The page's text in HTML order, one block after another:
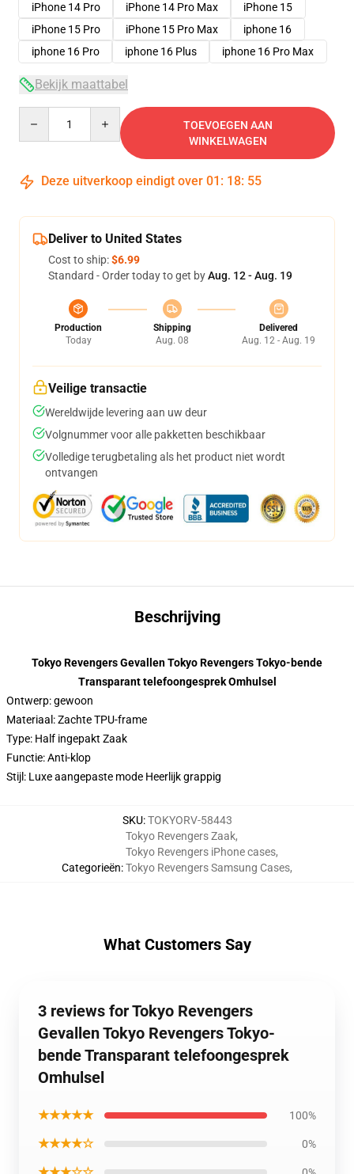
iPhone 14 Pro
iPhone 14 Pro Max
iPhone 15
iPhone 15 Pro
iPhone 15 Pro Max
iphone 16
iphone 16 Pro
iphone 16 Plus iphone 16 Pro Max
Bekijk maattabel
TOEVOEGEN AAN
WINKELWAGEN
Deze uitverkoop eindigt over 01 : 18: 54
Deliver to United States
Cost to ship:$6.99
Standard - Order today to get byAug. 12 - Aug. 19
Production
Today
Shipping
Aug. 08
Delivered
Aug. 12 - Aug. 19
Veilige transactie
Wereldwijde levering aan uw deur
Volgnummer voor alle pakketten beschikbaar
Volledige terugbetaling als het product niet wordt
ontvangen
Beschrijving
Tokyo Revengers Gevallen Tokyo Revengers Tokyo-bende
Transparant telefoongesprek Omhulsel
Ontwerp: gewoon
Materiaal: Zachte TPU-frame
Type: Half ingepakt Zaak
Functie: Anti-klop
Stijl: Luxe aangepaste mode Heerlijk grappig
SKU:TOKYORV-58443
Categorieën:
Tokyo Revengers Zaak,
Tokyo Revengers iPhone cases,
Tokyo Revengers Samsung Cases,
What Customers Say
3 reviews for Tokyo Revengers
Gevallen Tokyo Revengers Tokyo-
bende Transparant telefoongesprek
Omhulsel
★★★★★ 100%
★★★★☆ 0%